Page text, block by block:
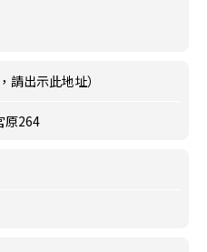
請出示此地址）
原264